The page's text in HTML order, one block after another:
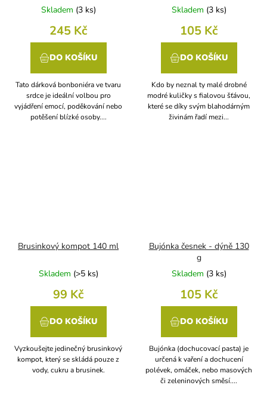
Skladem (3 ks)
245 Kč
DO KOŠÍKU
Tato dárková bonboniéra ve tvaru
srdce je ideální volbou pro
vyjádření emocí, poděkování nebo
potěšení blízké osoby....
Skladem (3 ks)
105 Kč
DO KOŠÍKU
Kdo by neznal ty malé drobné
modré kuličky s fialovou šťávou,
které se díky svým blahodárným
živinám řadí mezi...
Brusinkový kompot 140 ml
Skladem (>5 ks)
99 Kč
DO KOŠÍKU
Vyzkoušejte jedinečný brusinkový
kompot, který se skládá pouze z
vody, cukru a brusinek.
Bujónka česnek - dýně 130
g
Skladem (3 ks)
105 Kč
DO KOŠÍKU
Bujónka (dochucovací pasta) je
určená k vaření a dochucení
polévek, omáček, nebo masových
či zeleninových směsí....